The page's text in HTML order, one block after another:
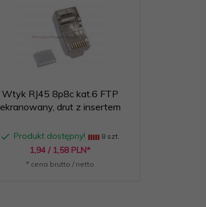
Wtyk RJ45 8p8c kat.6 FTP
ekranowany, drut z insertem
Produkt dostępny! 8 szt.
1,94 / 1,58 PLN*
* cena brutto / netto